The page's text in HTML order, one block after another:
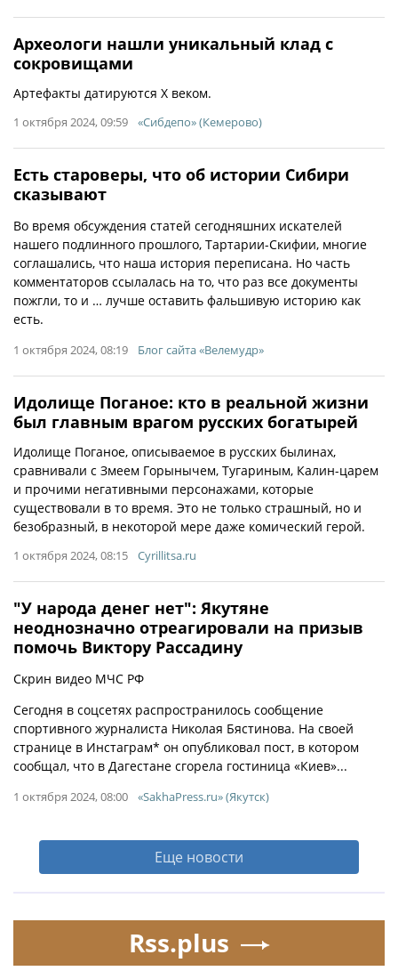
Археологи нашли уникальный клад с
сокровищами
Артефакты датируются Х веком.
1 октября 2024, 09:59 «Сибдепо» (Кемерово)
Есть староверы, что об истории Сибири
сказывают
Во время обсуждения статей сегодняшних искателей
нашего подлинного прошлого, Тартарии-Скифии, многие
соглашались, что наша история переписана. Но часть
комментаторов ссылалась на то, что раз все документы
пожгли, то и … лучше оставить фальшивую историю как
есть.
1 октября 2024, 08:19 Блог сайта «Велемудр»
Идолище Поганое: кто в реальной жизни
был главным врагом русских богатырей
Идолище Поганое, описываемое в русских былинах,
сравнивали с Змеем Горынычем, Тугариным, Калин-царем
и прочими негативными персонажами, которые
существовали в то время. Это не только страшный, но и
безобразный, в некоторой мере даже комический герой.
1 октября 2024, 08:15 Cyrillitsa.ru
"У народа денег нет": Якутяне
неоднозначно отреагировали на призыв
помочь Виктору Рассадину
Скрин видео МЧС РФ
Сегодня в соцсетях распространилось сообщение
спортивного журналиста Николая Бястинова. На своей
странице в Инстаграм* он опубликовал пост, в котором
сообщал, что в Дагестане сгорела гостиница «Киев»...
1 октября 2024, 08:00 «SakhaPress.ru» (Якутск)
Еще новости
Rss.plus